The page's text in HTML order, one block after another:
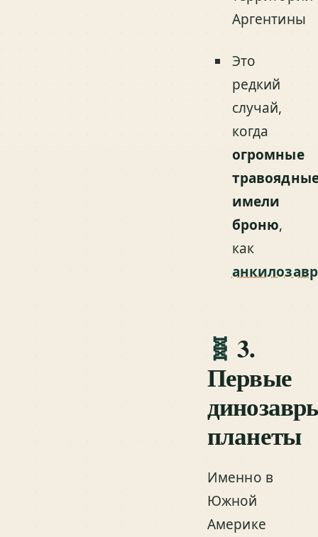
Аргентины
Это
редкий
случай,
когда
огромные
имели
броню,
как
🧬3.
Первые
планеты
Именно в
Южной
Америке